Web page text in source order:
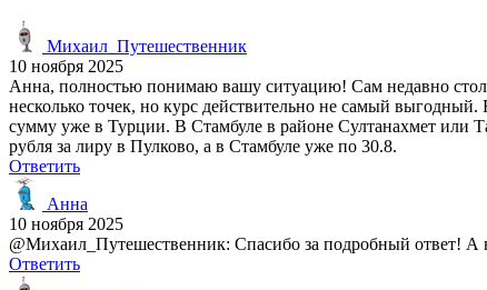
Михаил_Путешественник
10 ноября 2025
Анна, полностью понимаю вашу ситуацию! Сам недавно
несколько точек, но курс действительно не самый
сумму уже в Турции. В Стамбуле в районе Султанахмет или
рубля за лиру в Пулково, а в Стамбуле уже по 30.8.
Ответить
Анна
10 ноября 2025
@Михаил_Путешественник: Спасибо за подробный ответ! А
Ответить